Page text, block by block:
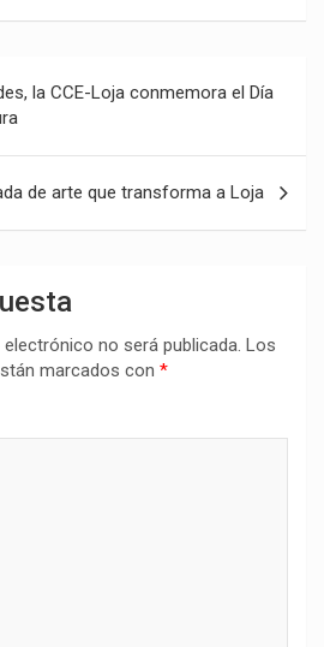
la CCE-Loja conmemora el Día
de arte que transforma a Loja
no será publicada. Los
marcados con *